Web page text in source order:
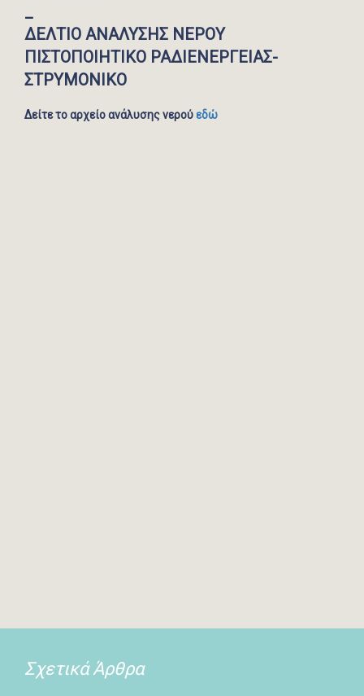
_
ΔΕΛΤΙΟ ΑΝΑΛΥΣΗΣ ΝΕΡΟΥ
ΠΙΣΤΟΠΟΙΗΤΙΚΟ ΡΑΔΙΕΝΕΡΓΕΙΑΣ-
ΣΤΡΥΜΟΝΙΚΟ
Δείτε το αρχείο ανάλυσης νερούεδώ
Σχετικά Άρθρα